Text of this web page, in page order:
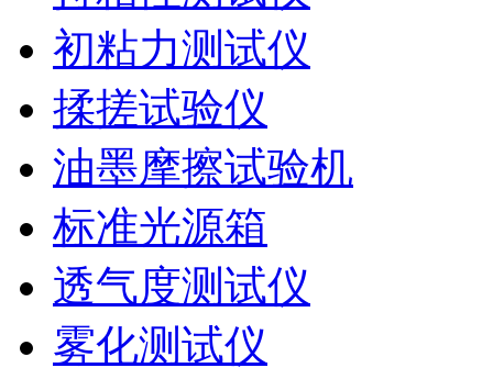
初粘力测试仪
揉搓试验仪
油墨摩擦试验机
标准光源箱
透气度测试仪
雾化测试仪